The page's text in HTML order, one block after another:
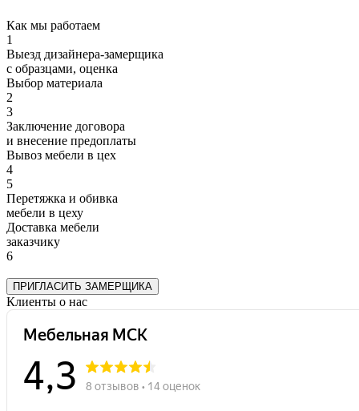
Как мы работаем
1
Выезд дизайнера-замерщика
с образцами, оценка
Выбор материала
2
3
Заключение договора
и внесение предоплаты
Вывоз мебели в цех
4
5
Перетяжка и обивка
мебели в цеху
Доставка мебели
заказчику
6
ПРИГЛАСИТЬ ЗАМЕРЩИКА
Клиенты о нас